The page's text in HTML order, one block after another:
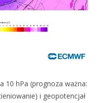
10 hPa (prognoza ważna:
i geopotencjał